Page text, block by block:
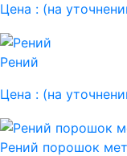
Цена : (на
Рений
Цена : (на
Рений порошок